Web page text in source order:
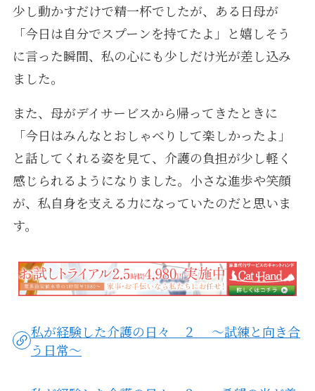
少し動かすだけで精一杯でしたが、ある日母が
「今日は自分でスプーンを持てたよ」と嬉しそう
に言った瞬間、私の心にも少しだけ光が差し込み
ました。
また、母がデイサービスから帰ってきたときに
「今日はみんなとおしゃべりして楽しかったよ」
と話してくれる姿を見て、介護の負担が少し軽く
感じられるようになりました。小さな進歩や笑顔
が、私自身を支える力になっていたのだと思いま
す。
私が経験した介護の日々 ２ ～試練と向き合
う日常～